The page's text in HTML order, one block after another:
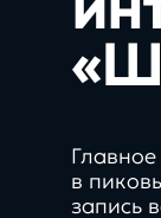
в
запись